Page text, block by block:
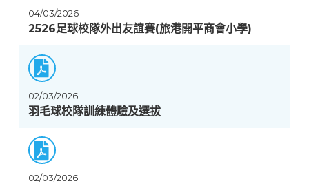
04/03/2026
2526足球校隊外出友誼賽(旅港開平商會小學)
02/03/2026
羽毛球校隊訓練體驗及選拔
02/03/2026